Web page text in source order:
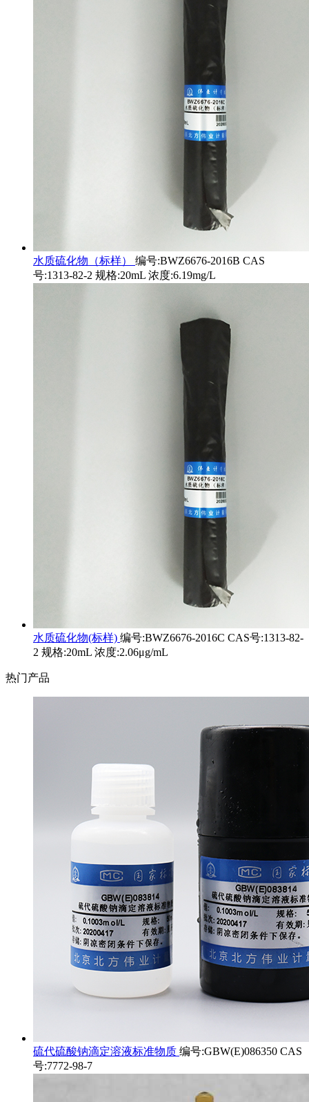
水质硫化物（标样） 编号:BWZ6676-2016B CAS
号:1313-82-2 规格:20mL 浓度:6.19mg/L
水质硫化物(标样) 编号:BWZ6676-2016C CAS号:1313-82-
2 规格:20mL 浓度:2.06μg/mL
热门产品
硫代硫酸钠滴定溶液标准物质 编号:GBW(E)086350 CAS
号:7772-98-7